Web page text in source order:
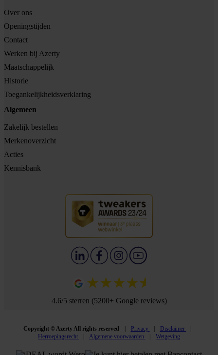
Over ons
Openingstijden
Contact
Werken bij Azerty
Maatschappelijk
Historie
Toegankelijkheidsverklaring
Algemeen
Zakelijk bestellen
Merkenoverzicht
Acties
Kennisbank
4.6/5 sterren (5200+ Google reviews)
Copyright © Azerty All rights reserved Privacy
Disclaimer
Herroepingsrecht
Algemene voorwaarden Wetgeving